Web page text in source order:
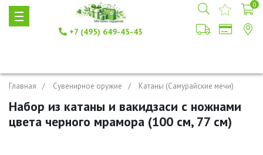
+7 (495) 649-45-43
0
Главная Сувенирное оружие Катаны (Самурайские мечи)
Набор из катаны и вакидзаси с ножнами
цвета черного мрамора (100 см, 77 см)